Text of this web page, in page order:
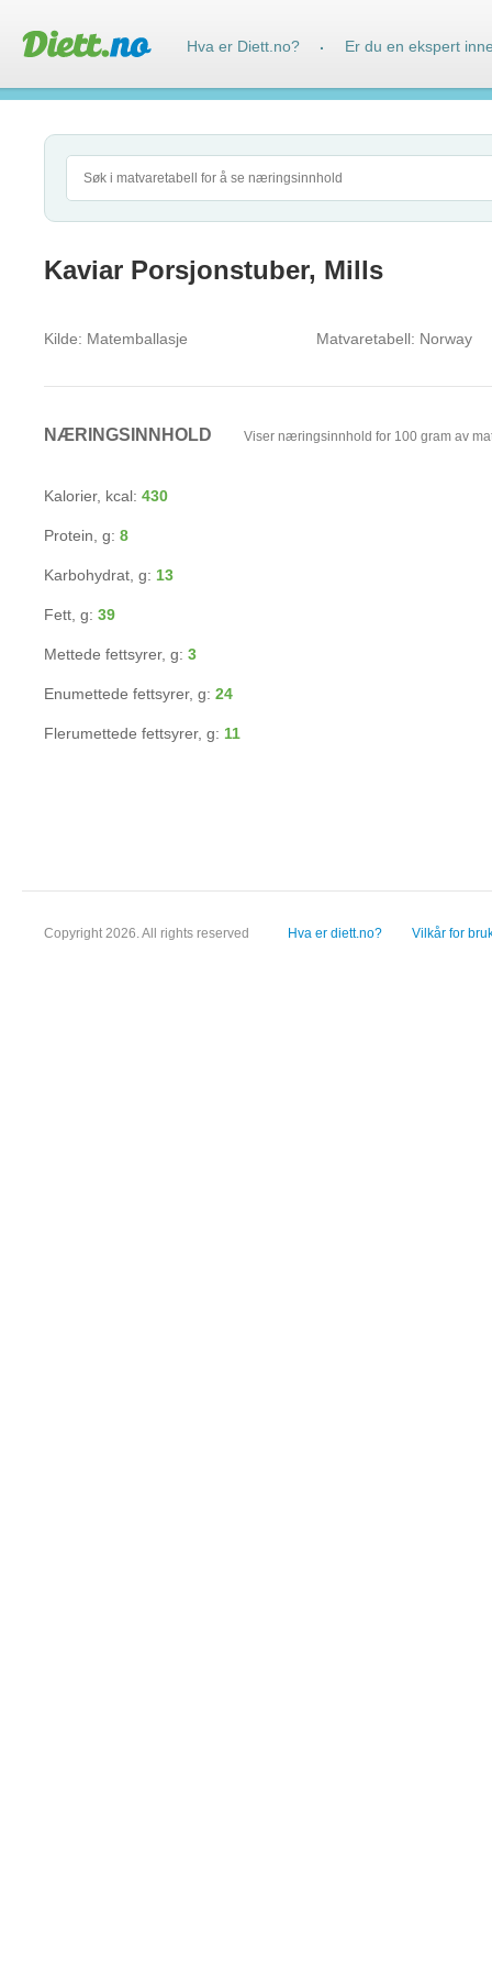
Kaviar Porsjonstuber, Mills
Kilde: Matemballasje Matvaretabell: Norway
NÆRINGSINNHOLD Viser næringsinnhold for 100 gram av
Kalorier, kcal: 430
Protein, g: 8
Karbohydrat, g: 13
Fett, g: 39
Mettede fettsyrer, g: 3
Enumettede fettsyrer, g: 24
Flerumettede fettsyrer, g: 11
Copyright 2026. All rights reserved Hva er diett.no? Vilkår for
Hva er Diett.no? · Er du en ekspert